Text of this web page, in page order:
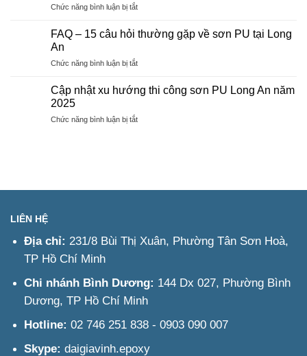
thi
Đồng
Chức năng bình luận bị tắtở
hệ
sơn
Long
Tư
FAQ – 15 câu hỏi thường gặp về sơn PU tại Long
An
Chức năng bình luận bị tắtở
15
hỏi
tại
Cập nhật xu hướng thi công sơn PU Long An năm
2025
Chức năng bình luận bị tắtở
công
An
năm
LIÊN HỆ
Địa chỉ: 231/8 Bùi Thị Xuân, Phường Tân Sơn Hoà,
TP Hồ Chí Minh
Chi nhánh Bình Dương: 144 Dx 027, Phường Bình
Dương, TP Hồ Chí Minh
Hotline: 02 746 251 838 - 0903 090 007
Skype: daigiavinh.epoxy